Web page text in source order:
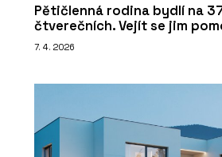
Pětičlenná rodina bydlí na
čtverečních. Vejít se jim
7. 4. 2026